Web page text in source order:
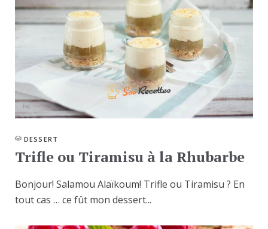
DESSERT
Trifle ou Tiramisu à la Rhubarbe
Bonjour! Salamou Alaïkoum! Trifle ou Tiramisu ? En
tout cas … ce fût mon dessert...